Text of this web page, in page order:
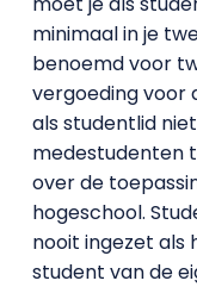
minimaal in je
benoemd voor
vergoeding voor
als studentlid
medestudenten
over de
hogeschool.
nooit ingezet als
student van de